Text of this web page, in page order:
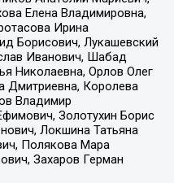
Елена Владимировна,
Ирина
Борисович, Лукашевский
Иванович, Шабад
Николаевна, Орлов Олег
Дмитриевна, Королева
Владимир
Золотухин Борис
Локшина Татьяна
Полякова Мара
Захаров Герман